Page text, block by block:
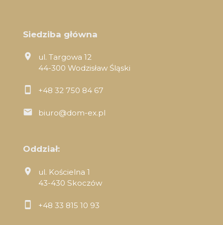
Siedziba główna
ul. Targowa 12
44-300 Wodzisław Śląski
+48 32 750 84 67
biuro@dom-ex.pl
Oddział:
ul. Kościelna 1
43-430 Skoczów
+48 33 815 10 93